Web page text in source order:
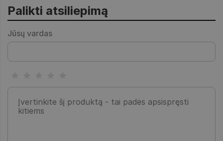
Palikti atsiliepimą
Jūsų vardas